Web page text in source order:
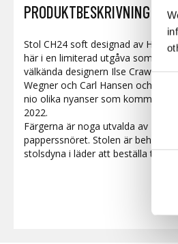
PRODUKTBESKRIVNING
Stol CH24 soft designad av Hans
här i en limiterad utgåva som har
välkända designern Ilse
Wegner och Carl Hansen och
nio olika nyanser som kommer
2022.
Färgerna är noga utvalda av Ilse
papperssnöret. Stolen är
stolsdyna i läder att beställa till.